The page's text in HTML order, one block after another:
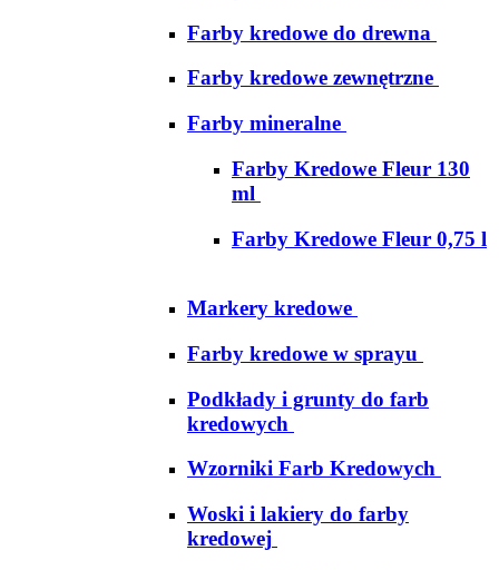
Farby kredowe do drewna
Farby kredowe zewnętrzne
Farby mineralne
Farby Kredowe Fleur 130
ml
Farby Kredowe Fleur 0,75 l
Markery kredowe
Farby kredowe w sprayu
Podkłady i grunty do farb
kredowych
Wzorniki Farb Kredowych
Woski i lakiery do farby
kredowej